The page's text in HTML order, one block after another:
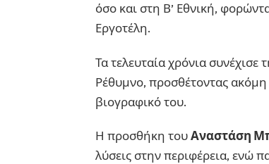
όσο και στη Β’ Εθνική,
Εργοτέλη.
Τα τελευταία χρόνια
Ρέθυμνο, προσθέτοντας ακόμη
βιογραφικό του.
Η προσθήκη τουΑναστάση
λύσεις στην περιφέρεια, ενώ